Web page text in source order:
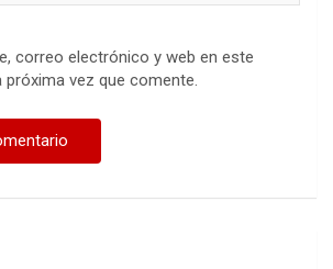
correo electrónico y web en este
próxima vez que comente.